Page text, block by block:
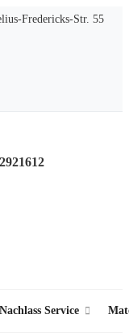
Fredericks-Str. 55
Nachlass Service